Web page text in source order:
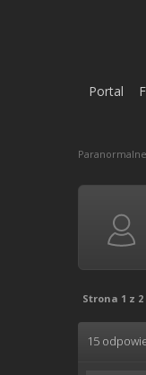
Portal
Strona 1 z 2
15